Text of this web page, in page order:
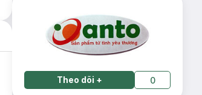
Theo dõi + 0